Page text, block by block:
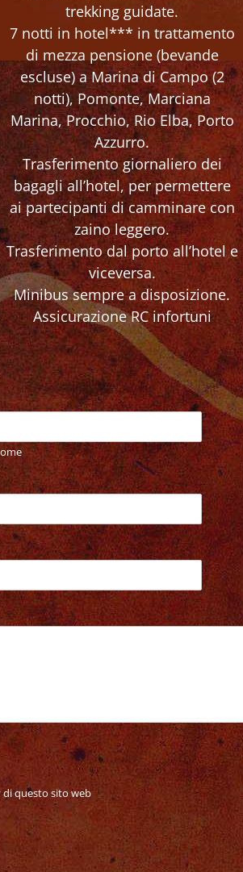
trekking guidate.
7 notti in hotel*** in trattamento
di mezza pensione (bevande
escluse) a Marina di Campo (2
notti), Pomonte, Marciana
Marina, Procchio, Rio Elba, Porto
Azzurro.
Trasferimento giornaliero dei
bagagli all’hotel, per permettere
ai partecipanti di camminare con
zaino leggero.
Trasferimento dal porto all’hotel e
viceversa.
Minibus sempre a disposizione.
Assicurazione RC infortuni
di questo sito web